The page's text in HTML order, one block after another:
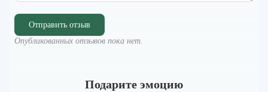
Отправить отзыв
Опубликованных отзывов пока нет.
Подарите эмоцию